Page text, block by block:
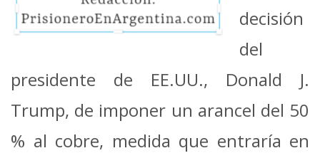
decisión
del
presidente de EE.UU., Donald J.
Trump, de imponer un arancel del 50
% al cobre, medida que entraría en